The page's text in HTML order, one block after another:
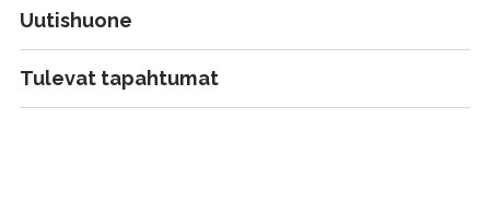
Uutishuone
Tulevat tapahtumat